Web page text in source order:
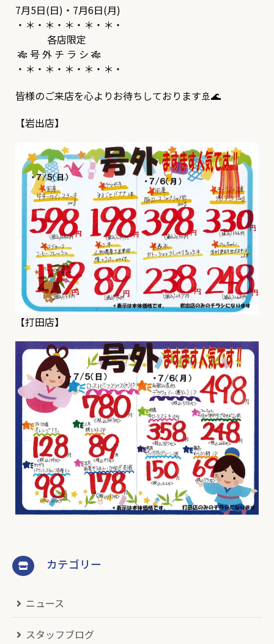
7月5日(日)・7月6日(月)
・＊・＊・＊・＊・＊・
各店限定
🎋 号 外 チ ラ シ 🎋
・＊・＊・＊・＊・＊・
皆様のご来店を心よりお待ちしております🚢🌊
【岩出店】
【打田店】
カテゴリー
ニュース
スタッフブログ